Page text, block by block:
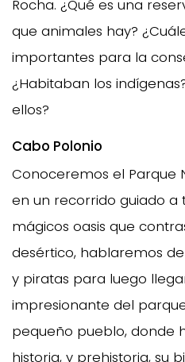
Rocha. ¿Qué es una
que animales hay?
importantes para la
¿Habitaban los
ellos?
Cabo Polonio
Conoceremos el Parque
en un recorrido guiado a
mágicos oasis que
desértico, hablaremos
y piratas para luego
impresionante del
pequeño pueblo, donde
historia, y prehistoria, su